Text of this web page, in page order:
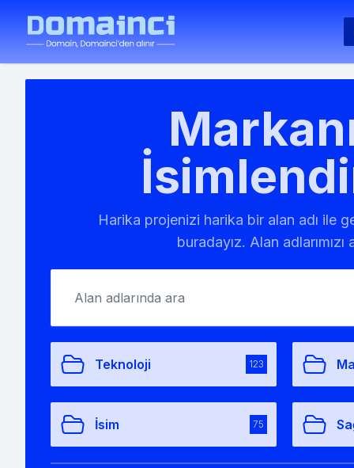
Harika projenizi harika bir alan adı ile
buradayız. Alan adlarımızı
Teknoloji 123
İsim 75